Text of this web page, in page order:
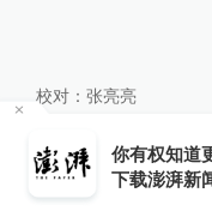
校对： 张亮亮
北京：非
一年